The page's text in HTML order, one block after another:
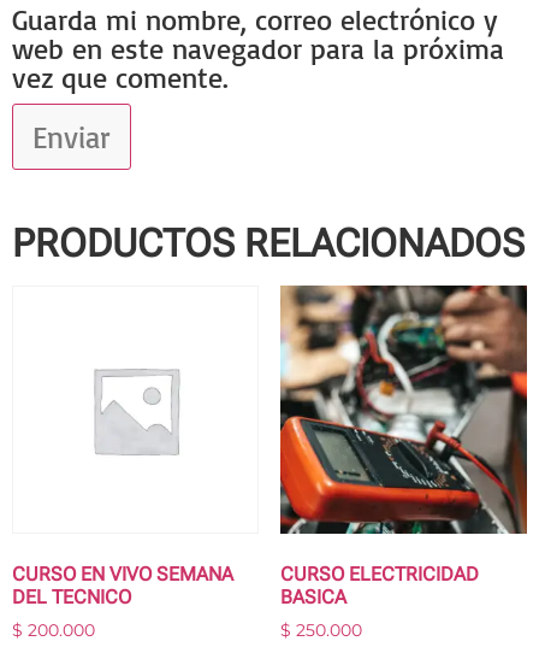
Guarda mi nombre, correo electrónico y
web en este navegador para la próxima
vez que comente.
PRODUCTOS RELACIONADOS
CURSO EN VIVO SEMANA
DEL TECNICO
$ 200.000
CURSO ELECTRICIDAD
BASICA
$ 250.000